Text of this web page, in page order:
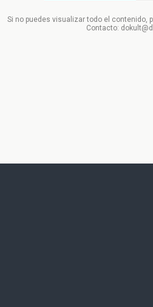
Si no puedes visualizar todo el contenido,
Contacto: